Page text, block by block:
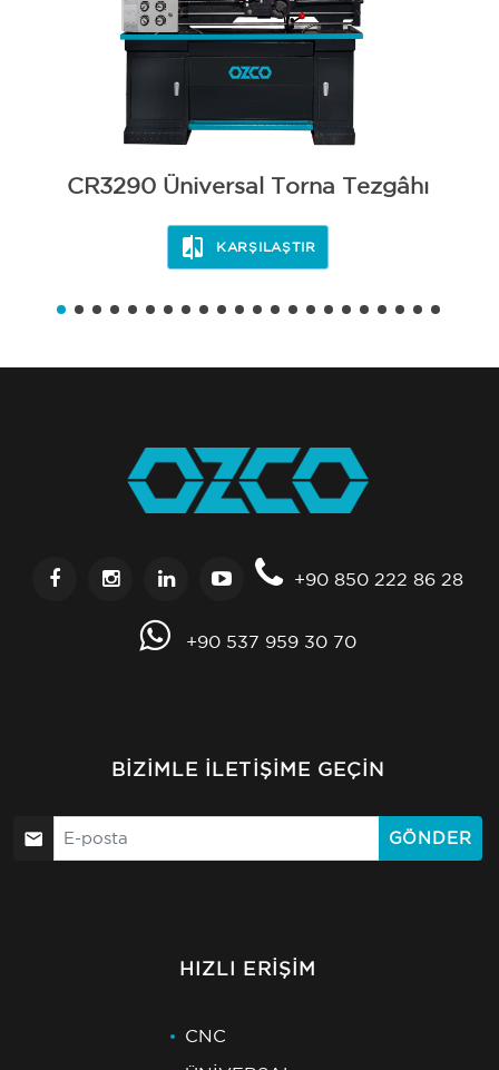
CR3290 Üniversal Torna Tezgâhı
KARŞILAŞTIR
+90 850 222 86 28
+90 537 959 30 70
BIZIMLE İLETIŞIME GEÇIN
GÖNDER
HIZLI ERIŞIM
CNC